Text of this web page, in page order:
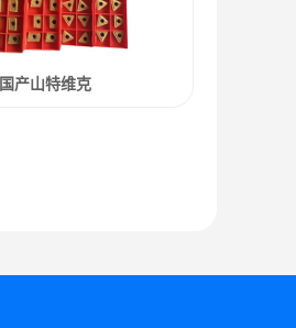
国产山特维克